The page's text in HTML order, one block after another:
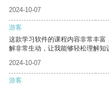
2024-10-07
游客
这款学习软件的课程内容非常丰
解非常生动，让我能够轻松理解知
2024-10-07
游客